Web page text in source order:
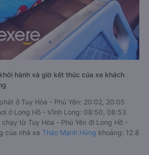
hành và giờ kết thúc của xe khách
ở Tuy Hòa - Phú Yên: 20:02, 20:05
ở Long Hồ - Vĩnh Long: 08:50, 08:53
chạy từ Tuy Hòa - Phú Yên đi Long Hồ -
của nhà xe Thảo Mạnh Hùng khoảng: 12.8